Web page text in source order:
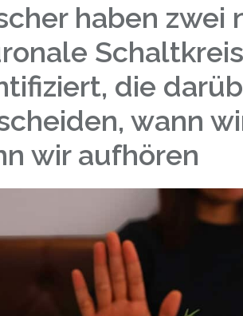
haben zwei
die
wann
wir aufhören